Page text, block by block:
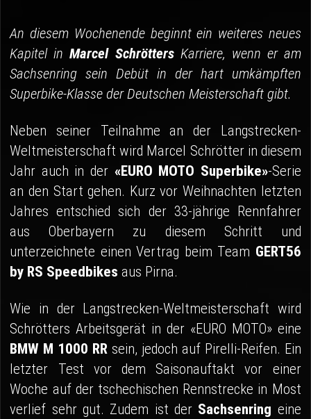
05 - Suzuka
Sponsoren
Fanshop
An diesem Wochenende beginnt ein weiteres neues
Kapitel inMarcel SchröttersKarriere, wenn er am
Sachsenring sein Debüt in der hart umkämpften
Superbike-Klasse der Deutschen Meisterschaft gibt.
Neben seiner Teilnahme an der Langstrecken-
Weltmeisterschaft wird Marcel Schrötter in diesem
Jahr auch in der «EURO MOTO Superbike»-Serie
an den Start gehen. Kurz vor Weihnachten letzten
Jahres entschied sich der 33-jährige Rennfahrer
aus Oberbayern zu diesem Schritt und
unterzeichnete einen Vertrag beim Team GERT56
by RS Speedbikes aus Pirna.
Wie in der Langstrecken-Weltmeisterschaft wird
Schrötters Arbeitsgerät in der «EURO MOTO» eine
BMW M 1000 RR sein, jedoch auf Pirelli-Reifen. Ein
letzter Test vor dem Saisonauftakt vor einer
Woche auf der tschechischen Rennstrecke in Most
verlief sehr gut. Zudem ist der Sachsenring eine